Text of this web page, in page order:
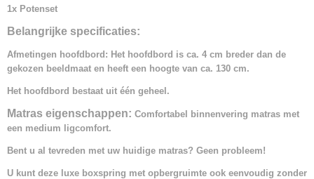
1x Potenset
Belangrijke specificaties:
Afmetingen hoofdbord: Het hoofdbord is ca. 4 cm breder dan de
gekozen beeldmaat en heeft een hoogte van ca. 130 cm.
Het hoofdbord bestaat uit één geheel.
Matras eigenschappen: Comfortabel binnenvering matras met
een medium ligcomfort.
Bent u al tevreden met uw huidige matras? Geen probleem!
U kunt deze luxe boxspring met opbergruimte ook eenvoudig zonder